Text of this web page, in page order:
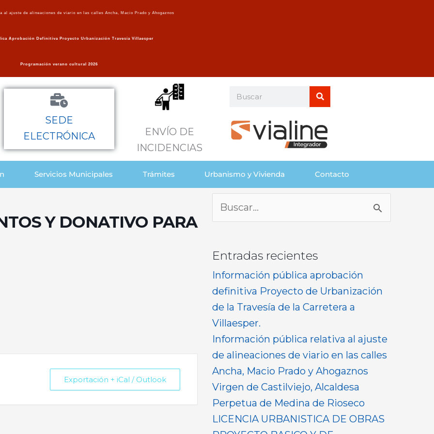
al ajuste de alineaciones de viario en las calles Ancha, Macio Prado y Ahogaznos
Aprobación Definitiva Proyecto Urbanización Travesía Villaesper
Programación verano cultural 2026
SEDE
ELECTRÓNICA
ENVÍO DE
INCIDENCIAS
Buscar Buscar
Servicios Municipales Trámites Urbanismo y Vivienda Contacto
Y DONATIVO PARA
Exportación + iCal / Outlook
Buscar
por:
Entradas recientes
Información pública aprobación
definitiva Proyecto de Urbanización
de la Travesía de la Carretera a
Villaesper.
Información pública relativa al ajuste
de alineaciones de viario en las calles
Ancha, Macio Prado y Ahogaznos
Virgen de Castilviejo, Alcaldesa
Perpetua de Medina de Rioseco
LICENCIA URBANISTICA DE OBRAS